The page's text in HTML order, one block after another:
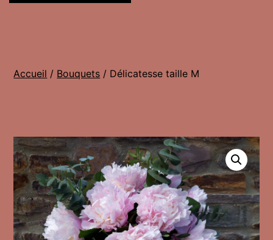
Accueil / Bouquets / Délicatesse taille M